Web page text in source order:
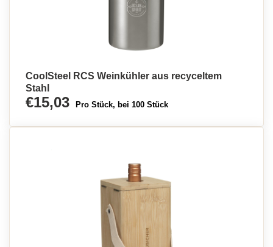
CoolSteel RCS Weinkühler aus recyceltem
Stahl
€15,03 Pro Stück, bei 100 Stück